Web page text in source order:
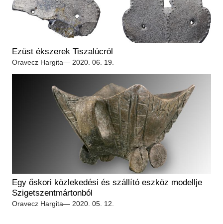
Ezüst ékszerek Tiszalúcról
Oravecz Hargita— 2020. 06. 19.
Egy őskori közlekedési és szállító eszköz modellje
Szigetszentmártonból
Oravecz Hargita— 2020. 05. 12.